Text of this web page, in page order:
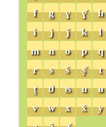
f
g ɣ ɣ̌
h
i
j ǰ k
l
m
n o p
q
r
s š ṣ̌
t
ṭ
ϑ ʦ u
ʉ
v
w x x̌
y